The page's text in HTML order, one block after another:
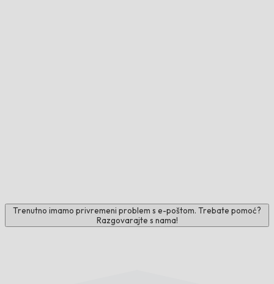
Trenutno imamo privremeni problem s e-poštom. Trebate pomoć?
Razgovarajte s nama!